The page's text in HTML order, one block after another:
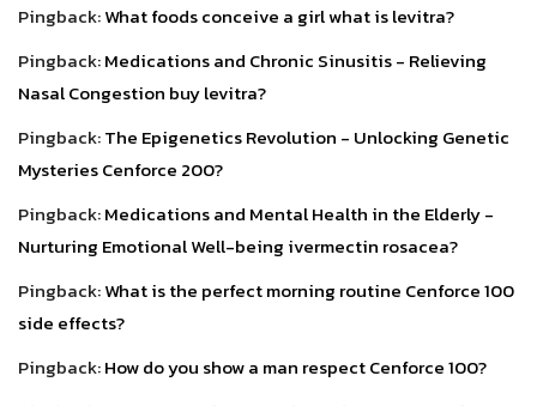
Pingback:What foods conceive a girl what is levitra?
Pingback:Medications and Chronic Sinusitis - Relieving
Nasal Congestion buy levitra?
Pingback:The Epigenetics Revolution - Unlocking Genetic
Mysteries Cenforce 200?
Pingback:Medications and Mental Health in the Elderly -
Nurturing Emotional Well-being ivermectin rosacea?
Pingback:What is the perfect morning routine Cenforce 100
side effects?
Pingback:How do you show a man respect Cenforce 100?